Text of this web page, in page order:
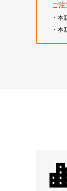
ご
・本
・本